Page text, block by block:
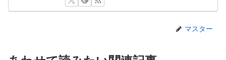
マスター